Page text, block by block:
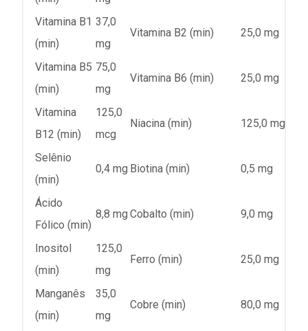
Vitamina B1
(min)
37,0
mg
Vitamina B2 (min) 25,0 mg
Vitamina B5
(min)
75,0
mg
Vitamina B6 (min) 25,0 mg
Vitamina
B12 (min)
125,0
mcg
Niacina (min) 125,0 mg
Selênio
(min)
0,4 mg Biotina (min) 0,5 mg
Ácido
Fólico (min)
8,8 mg Cobalto (min) 9,0 mg
Inositol
(min)
125,0
mg
Ferro (min) 25,0 mg
Manganês
(min)
35,0
mg
Cobre (min) 80,0 mg